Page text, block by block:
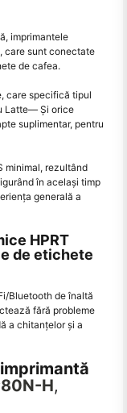
imprimantele
care sunt conectate
de cafea.
care specifică tipul
Latte— Și orice
suplimentar, pentru
minimal, rezultând
în același timp
generală a
HPRT
de etichete
Bluetooth de înaltă
fără probleme
a chitanțelor și a
H,